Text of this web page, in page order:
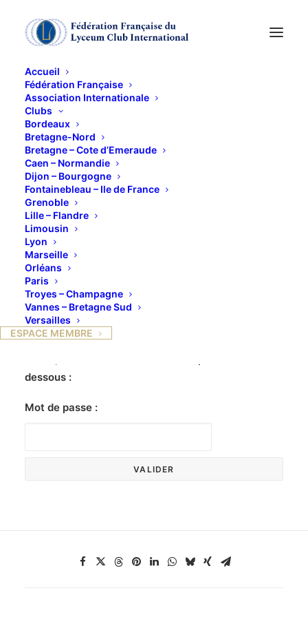
Accueil
Fédération Française
Association Internationale
Clubs
Bordeaux
Bretagne-Nord
Bretagne – Cote d’Emeraude
Caen – Normandie
Dijon – Bourgogne
Fontainebleau – Ile de France
Grenoble
Lille – Flandre
Limousin
Lyon
Marseille
Orléans
Paris
Troyes – Champagne
Vannes – Bretagne Sud
Versailles
ESPACE MEMBRE
FUKUTSU-EN
5 MAI 2023
Ce contenu est protégé par un mot de passe. Pour
dessous :
Mot de passe :